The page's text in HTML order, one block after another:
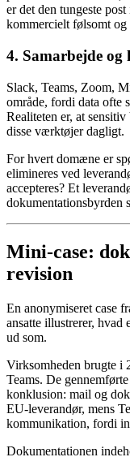
er det den tungeste
kommercielt følsomt
4. Samarbejde
Slack, Teams, Zoom,
område, fordi data ofte
Realiteten er, at
disse værktøjer dagligt.
For hvert domæne er
elimineres ved
accepteres? Et
dokumentationsbyrden
Mini-case:
revision
En anonymiseret case
ansatte illustrerer, hvad
ud som.
Virksomheden brugte i
Teams. De
konklusion: mail og
EU-leverandør, mens
kommunikation, fordi
Dokumentationen